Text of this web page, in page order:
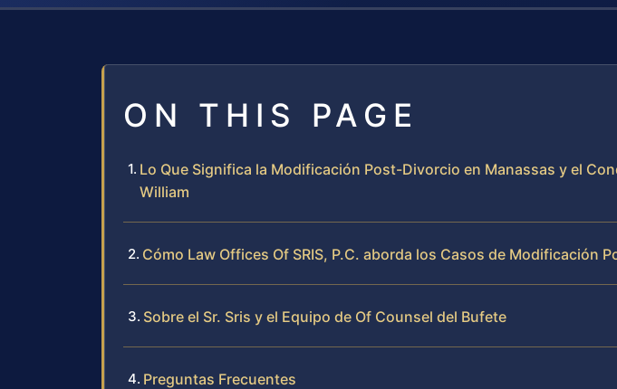
ON THIS PAGE
Lo Que Significa la Modificación Post-Divorcio en Manassas y el
William
Cómo Law Offices Of SRIS, P.C. aborda los Casos de Modificación
Sobre el Sr. Sris y el Equipo de Of Counsel del Bufete
Preguntas Frecuentes